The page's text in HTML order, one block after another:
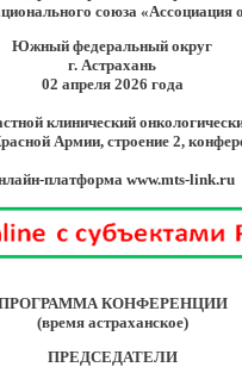
союза «Ассоциация
Южный федеральный округ
г. Астрахань
02 апреля 2026 года
клинический
Армии, строение 2,
платформа www.mts-link.ru
КОНФЕРЕНЦИИ
(время астраханское)
ПРЕДСЕДАТЕЛИ